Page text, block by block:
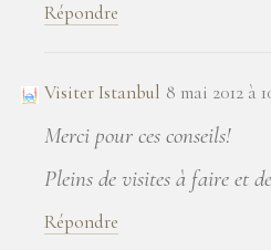
Répondre
Visiter Istanbul 8 mai 2012 à
Merci pour ces conseils!
Pleins de visites à faire et
Répondre